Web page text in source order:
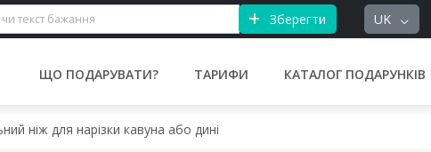
Зберегти UK
ЩО ПОДАРУВАТИ? ТАРИФИ КАТАЛОГ ПОДАРУНКІВ
ніж для нарізки кавуна або дині